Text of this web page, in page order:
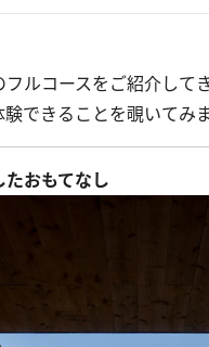
ルコースをご紹介し
できることを覗いてみま
おもてなし